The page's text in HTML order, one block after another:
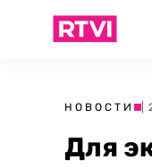
НОВОСТИ
Для